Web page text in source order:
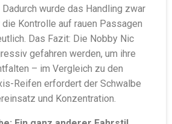
wurde das Handling zwar
Kontrolle auf rauen Passagen
Das Fazit: Die Nobby Nic
gefahren werden, um ihre
– im Vergleich zu den
Reifen erfordert der Schwalbe
und Konzentration.